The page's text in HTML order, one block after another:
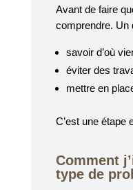
Avant de faire
comprendre. Un
savoir d’où
éviter des
mettre en
C’est une étape
Comment
type de